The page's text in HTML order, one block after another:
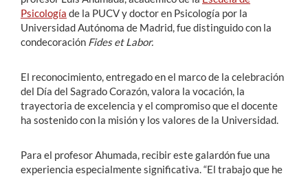
Psicología de la PUCV y doctor en Psicología por la
Universidad Autónoma de Madrid, fue distinguido con la
condecoración Fides et Labor.
El reconocimiento, entregado en el marco de la celebración
del Día del Sagrado Corazón, valora la vocación, la
trayectoria de excelencia y el compromiso que el docente
ha sostenido con la misión y los valores de la Universidad.
Para el profesor Ahumada, recibir este galardón fue una
experiencia especialmente significativa. “El trabajo que he